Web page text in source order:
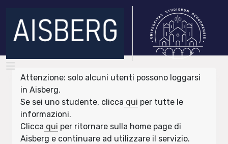
Attenzione: solo alcuni utenti possono loggarsi
in Aisberg.
Se sei uno studente, clicca qui per tutte le
informazioni.
Clicca qui per ritornare sulla home page di
Aisberg e continuare ad utilizzare il servizio.